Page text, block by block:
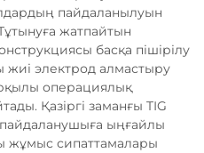
пайдаланылуын
жатпайтын
басқа пішірілу
жиі электрод алмастыру
операциялық
Қазіргі заманғы TIG
пайдаланушыға ыңғайлы
жұмыс сипаттамалары